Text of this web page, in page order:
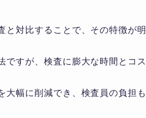
と対比することで、その特徴が明
すが、検査に膨大な時間とコス
幅に削減でき、検査員の負担も